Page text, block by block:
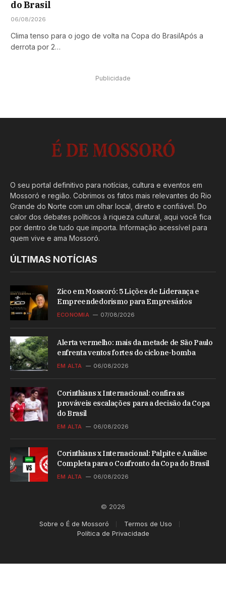
do Brasil
06/08/2026
Clima tenso para o jogo de volta na Copa do BrasilApós a
derrota por 2…
Publicidade
O seu portal definitivo para notícias, cultura e eventos em
Mossoró e região. Cobrimos os fatos mais relevantes do Rio
Grande do Norte com um olhar local, direto e confiável. Do
calor dos debates políticos à riqueza cultural, aqui você fica
por dentro de tudo que importa. Informação acessível para
quem vive e ama Mossoró.
ÚLTIMAS NOTÍCIAS
Zico em Mossoró: 5 Lições de Liderança e
Empreendedorismo para Empresários
ECONOMIA 07/08/2026
Alerta vermelho: mais da metade de São Paulo
enfrenta ventos fortes do ciclone-bomba
EM ALTA 06/08/2026
Corinthians x Internacional: confira as
prováveis escalações para a decisão da Copa
do Brasil
EM ALTA 06/08/2026
Corinthians x Internacional: Palpite e Análise
Completa para o Confronto da Copa do Brasil
EM ALTA 06/08/2026
© 2026
Sobre o É de Mossoró
Termos de Uso
Política de Privacidade